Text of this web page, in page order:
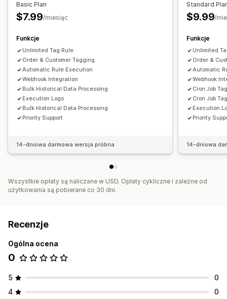
Logika warunkowa
Basic Plan
$7.99/miesiąc
Funkcje
Unlimited Tag Rule
Order & Customer Tagging
Automatic Rule Execution
Webhook Integration
Bulk Historical Data Processing
Execution Logs
Bulk Historical Data Processing
Priority Support
14-dniowa darmowa wersja próbna
Standard
$9.99/
Funkcje
Unlimited
Order &
Automatic
Webhook
Cron Job
Cron Job
Execution
Priority
14-dniowa
Wszystkie opłaty są naliczane w USD. Opłaty cykliczne i zależne od
użytkowania są pobierane co 30 dni.
Recenzje
Ogólna ocena
0
5
0
4
0